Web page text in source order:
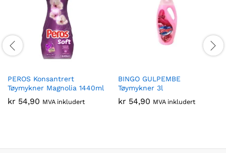
PEROS Konsantrert
Tøymykner Magnolia 1440ml
kr 54,90 MVA inkludert
BINGO GULPEMBE
Tøymykner 3l
kr 54,90 MVA inkludert